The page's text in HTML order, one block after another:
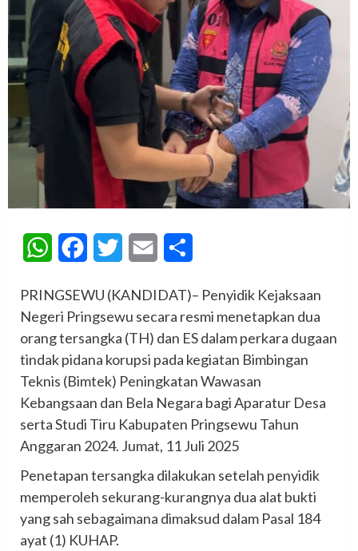
WhatsAppFacebookTwitter Email
PRINGSEWU (KANDIDAT)– Penyidik Kejaksaan
Negeri Pringsewu secara resmi menetapkan dua
orang tersangka (TH) dan ES dalam perkara dugaan
tindak pidana korupsi pada kegiatan Bimbingan
Teknis (Bimtek) Peningkatan Wawasan
Kebangsaan dan Bela Negara bagi Aparatur Desa
serta Studi Tiru Kabupaten Pringsewu Tahun
Anggaran 2024. Jumat, 11 Juli 2025
Penetapan tersangka dilakukan setelah penyidik
memperoleh sekurang-kurangnya dua alat bukti
yang sah sebagaimana dimaksud dalam Pasal 184
ayat (1) KUHAP.